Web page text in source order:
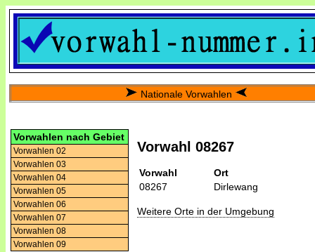
Nationale Vorwahlen
Vorwahlen nach Gebiet
Vorwahlen 02
Vorwahlen 03
Vorwahlen 04
Vorwahlen 05
Vorwahlen 06
Vorwahlen 07
Vorwahlen 08
Vorwahlen 09
Vorwahl 08267
Vorwahl
Ort
08267
Dirlewang
Weitere Orte in der Umgebung